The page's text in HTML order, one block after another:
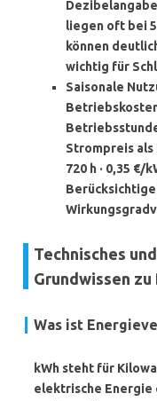
liegen oft bei
können
wichtig für
Saisonale
Strompreis als
720 h · 0,35 €/
Technisches
Grundwissen
Was ist
kWh steht für
elektrische Energie